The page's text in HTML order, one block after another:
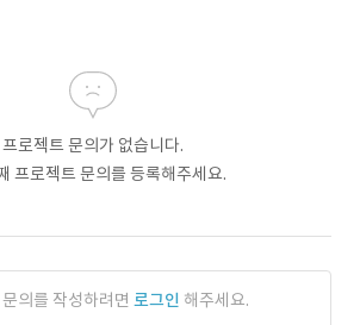
프로젝트 문의가 없습니다.
프로젝트 문의를 등록해주세요.
의를 작성하려면 로그인 해주세요.